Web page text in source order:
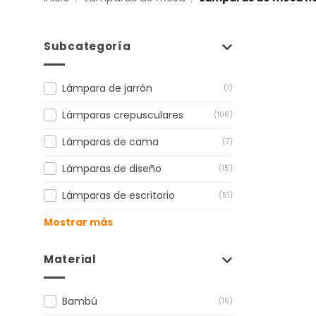
Subcategoría
Lámpara de jarrón (1)
Lámparas crepusculares (106)
Lámparas de cama (7)
Lámparas de diseño (15)
Lámparas de escritorio (51)
Mostrar más
Material
Bambú (16)